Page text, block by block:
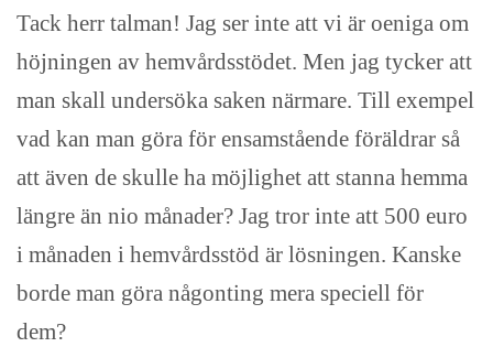
Tack herr talman! Jag ser inte att vi är oeniga om
höjningen av hemvårdsstödet. Men jag tycker att
man skall undersöka saken närmare. Till exempel
vad kan man göra för ensamstående föräldrar så
att även de skulle ha möjlighet att stanna hemma
längre än nio månader? Jag tror inte att 500 euro
i månaden i hemvårdsstöd är lösningen. Kanske
borde man göra någonting mera speciell för
dem?